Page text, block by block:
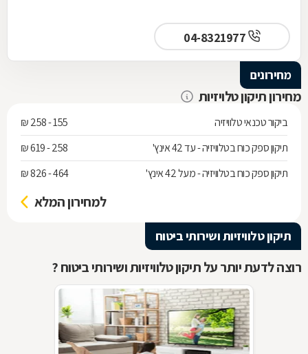
מחירונים
מחירון תיקון טלויזיות
ביקור טכנאי טלוויזיה
155 - 258 ₪
תיקון ספק כוח בטלוויזיה - עד 42 אינץ'
258 - 619 ₪
תיקון ספק כוח בטלוויזיה - מעל 42 אינץ'
464 - 826 ₪
למחירון המלא
תיקון טלוויזיות ושירותי ביטוח
רוצה לדעת יותר על תיקון טלוויזיות ושירותי ביטוח ?